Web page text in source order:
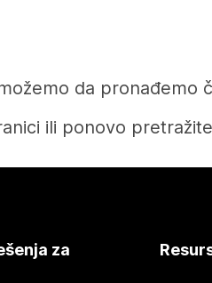
da pronađemo
ili ponovo
odgovor?
za